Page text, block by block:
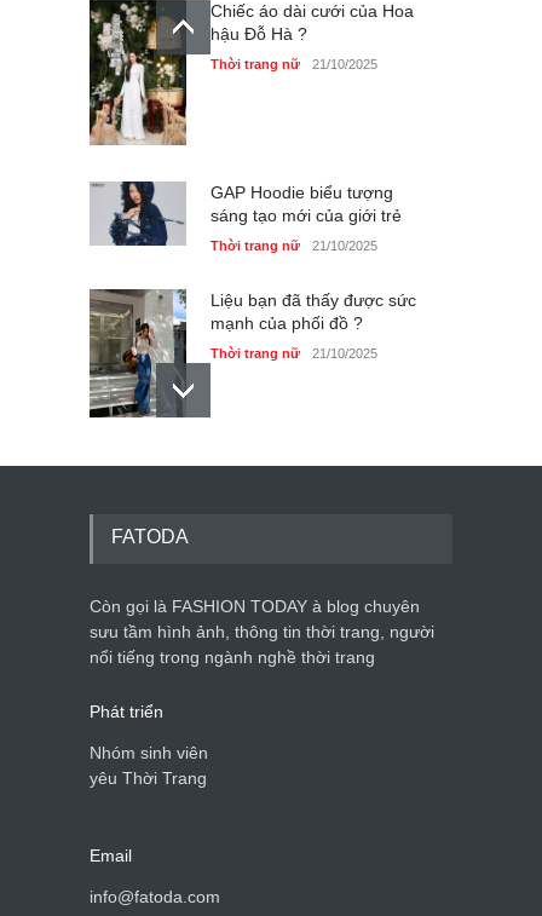
Chiếc áo dài cưới của Hoa
hậu Đỗ Hà ?
Thời trang nữ 21/10/2025
GAP Hoodie biểu tượng
sáng tạo mới của giới trẻ
Thời trang nữ 21/10/2025
Liệu bạn đã thấy được sức
mạnh của phối đồ ?
Thời trang nữ 21/10/2025
Dàn túi hiệu ‘ xịn sò’ của nữ
Mẫu áo khoác đẹp cho phụ
nữ 40+
FATODA
Còn gọi là FASHION TODAY à blog chuyên
sưu tầm hình ảnh, thông tin thời trang, người
nổi tiếng trong ngành nghề thời trang
Phát triển
Nhóm sinh viên
yêu Thời Trang
Email
info@fatoda.com